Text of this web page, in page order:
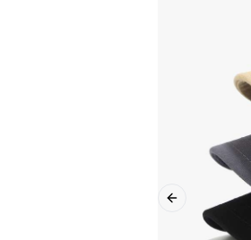
Previous slide